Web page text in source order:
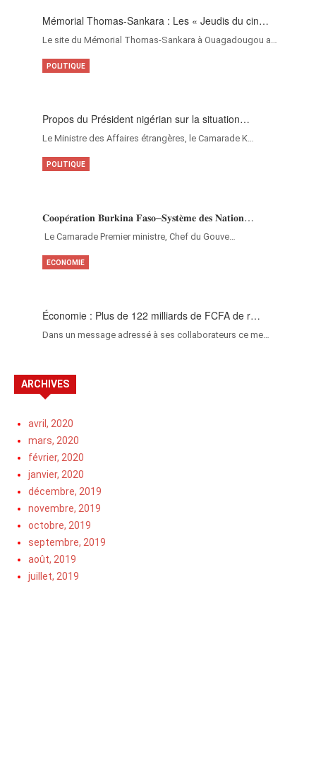
Mémorial Thomas-Sankara : Les « Jeudis du cin…
Le site du Mémorial Thomas-Sankara à Ouagadougou a…
Propos du Président nigérian sur la situation…
Le Ministre des Affaires étrangères, le Camarade K…
POLITIQUE
𝐂𝐨𝐨𝐩𝐞́𝐫𝐚𝐭𝐢𝐨𝐧 𝐁𝐮𝐫𝐤𝐢𝐧𝐚 𝐅𝐚𝐬𝐨–𝐒𝐲𝐬𝐭𝐞̀𝐦𝐞 𝐝𝐞𝐬 𝐍𝐚𝐭𝐢𝐨𝐧…
‎Le Camarade Premier ministre, Chef du Gouve…
POLITIQUE
Économie : Plus de 122 milliards de FCFA de r…
Dans un message adressé à ses collaborateurs ce me…
ECONOMIE
ARCHIVES
avril, 2020
mars, 2020
février, 2020
janvier, 2020
décembre, 2019
novembre, 2019
octobre, 2019
septembre, 2019
août, 2019
juillet, 2019